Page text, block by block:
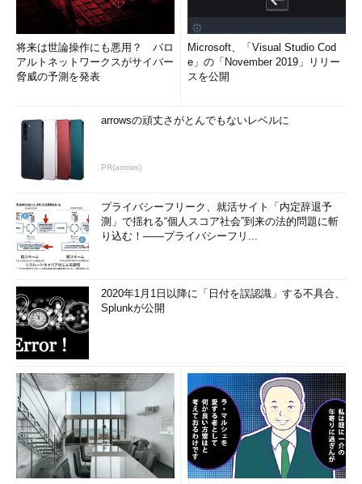
将来は世論操作にも悪用？ パロ
アルトネットワークスがサイバー
脅威の予測を発表
Microsoft、「Visual Studio Cod
e」の「November 2019」リリー
スを公開
arrowsの頑丈さがとんでもないレベルに
PR(arrows)
プライバシーフリーク、就活サイト「内定辞退予
測」で揺れる“個人スコア社会”到来の法的問題に斬
り込む！――プライバシーフリ...
2020年1月1日以降に「日付を誤認識」する不具合、
Splunkが公開